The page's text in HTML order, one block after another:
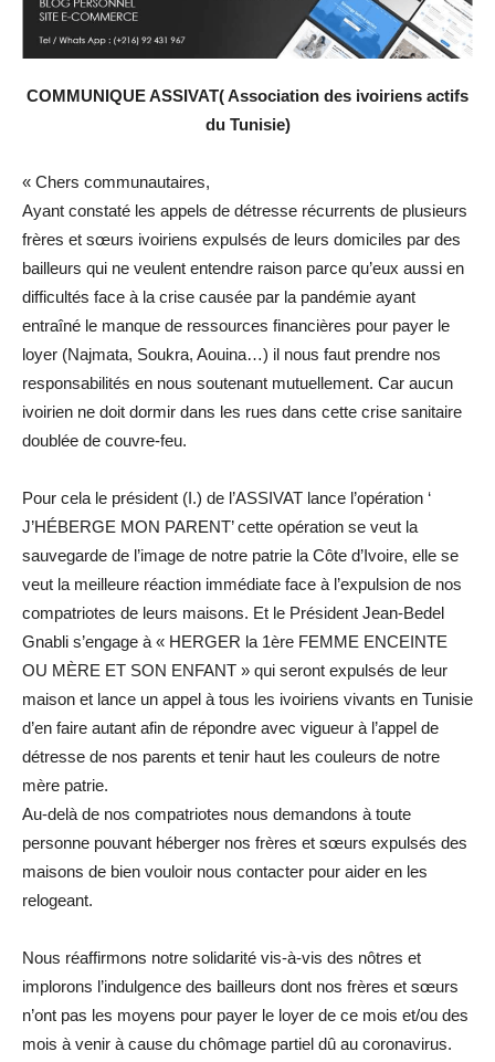
COMMUNIQUE ASSIVAT( Association des ivoiriens actifs
du Tunisie)
« Chers communautaires,
Ayant constaté les appels de détresse récurrents de plusieurs
frères et sœurs ivoiriens expulsés de leurs domiciles par des
bailleurs qui ne veulent entendre raison parce qu’eux aussi en
difficultés face à la crise causée par la pandémie ayant
entraîné le manque de ressources financières pour payer le
loyer (Najmata, Soukra, Aouina…) il nous faut prendre nos
responsabilités en nous soutenant mutuellement. Car aucun
ivoirien ne doit dormir dans les rues dans cette crise sanitaire
doublée de couvre-feu.
Pour cela le président (I.) de l’ASSIVAT lance l’opération ‘
J’HÉBERGE MON PARENT’ cette opération se veut la
sauvegarde de l’image de notre patrie la Côte d’Ivoire, elle se
veut la meilleure réaction immédiate face à l’expulsion de nos
compatriotes de leurs maisons. Et le Président Jean-Bedel
Gnabli s’engage à « HERGER la 1ère FEMME ENCEINTE
OU MÈRE ET SON ENFANT » qui seront expulsés de leur
maison et lance un appel à tous les ivoiriens vivants en Tunisie
d’en faire autant afin de répondre avec vigueur à l’appel de
détresse de nos parents et tenir haut les couleurs de notre
mère patrie.
Au-delà de nos compatriotes nous demandons à toute
personne pouvant héberger nos frères et sœurs expulsés des
maisons de bien vouloir nous contacter pour aider en les
relogeant.
Nous réaffirmons notre solidarité vis-à-vis des nôtres et
implorons l’indulgence des bailleurs dont nos frères et sœurs
n’ont pas les moyens pour payer le loyer de ce mois et/ou des
mois à venir à cause du chômage partiel dû au coronavirus.